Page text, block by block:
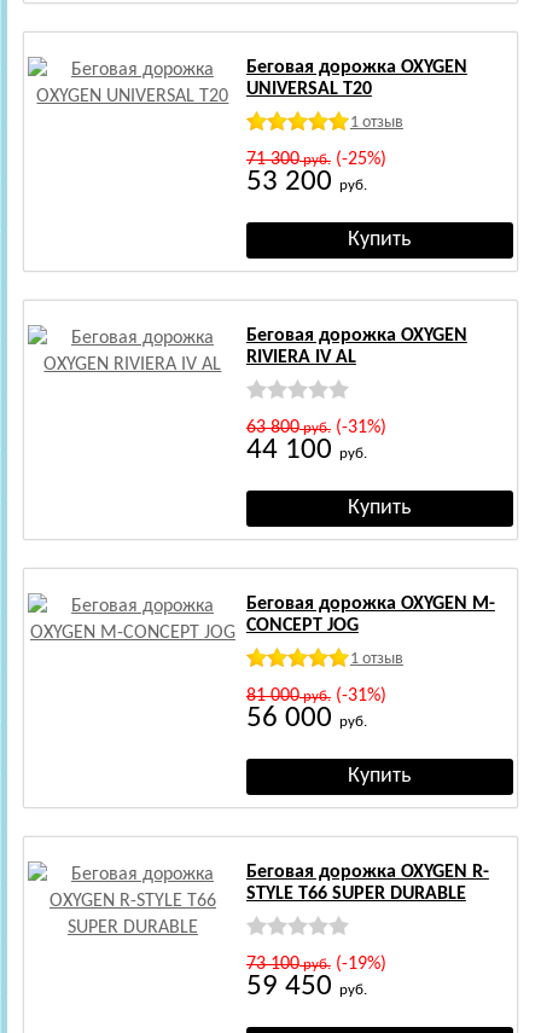
Беговая дорожка OXYGEN
UNIVERSAL T20
1 отзыв
71 300руб.(-25%)
53 200 руб.
Беговая дорожка OXYGEN
RIVIERA IV AL
63 800руб.(-31%)
44 100 руб.
Беговая дорожка OXYGEN M-
CONCEPT JOG
1 отзыв
81 000руб.(-31%)
56 000 руб.
Беговая дорожка OXYGEN R-
STYLE T66 SUPER DURABLE
73 100руб.(-19%)
59 450 руб.